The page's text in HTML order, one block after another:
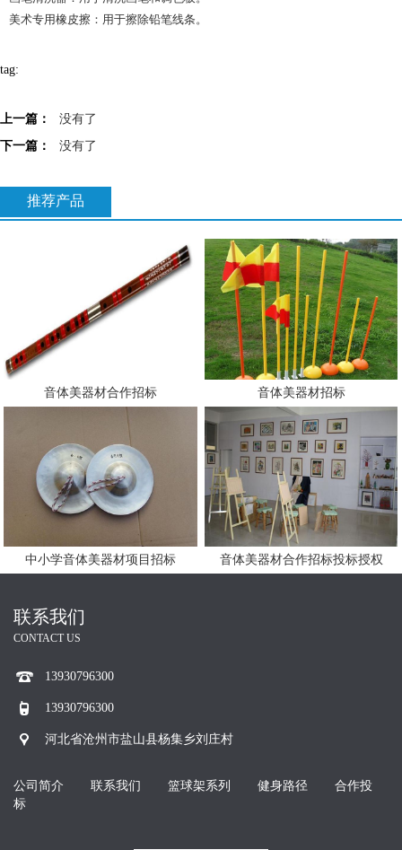
美术专用橡皮擦：用于擦除铅笔线条。
tag:
上一篇：
没有了
下一篇：
没有了
推荐产品
音体美器材合作招标 音体美器材招标
中小学音体美器材项目招标 音体美器材合作招标投标授权
联系我们
CONTACT US
13930796300
13930796300
河北省沧州市盐山县杨集乡刘庄村
公司简介 联系我们 篮球架系列 健身路径
合作投
标